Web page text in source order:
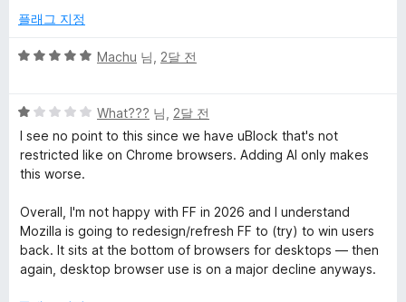
t
i
o
n
에
대
한
5
플래그 지정
5
점
에
5
점
Machu 님, 2달 전
5
점
만
점
1
점
What??? 님, 2달 전
I see no point to this since we have uBlock that's not
restricted like on Chrome browsers. Adding AI only makes
this worse.
Overall, I'm not happy with FF in 2026 and I understand
Mozilla is going to redesign/refresh FF to (try) to win users
back. It sits at the bottom of browsers for desktops — then
again, desktop browser use is on a major decline anyways.